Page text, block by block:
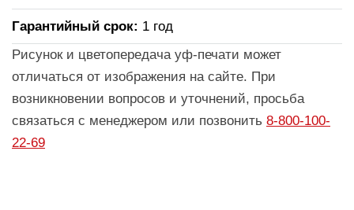
Гарантийный срок: 1 год
Рисунок и цветопередача уф-печати может
отличаться от изображения на сайте. При
возникновении вопросов и уточнений, просьба
связаться с менеджером или позвонить 8-800-100-
22-69